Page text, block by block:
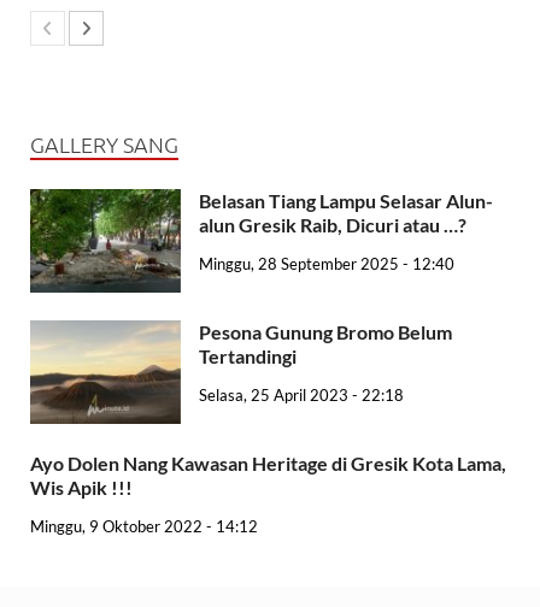
GALLERY SANG
Belasan Tiang Lampu Selasar Alun-
alun Gresik Raib, Dicuri atau …?
Minggu, 28 September 2025 - 12:40
Pesona Gunung Bromo Belum
Tertandingi
Selasa, 25 April 2023 - 22:18
Ayo Dolen Nang Kawasan Heritage di Gresik Kota Lama,
Wis Apik !!!
Minggu, 9 Oktober 2022 - 14:12